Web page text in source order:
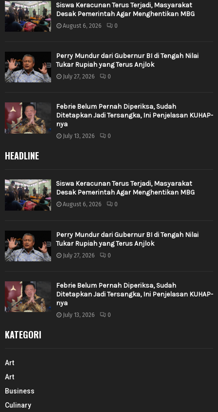
Siswa Keracunan Terus Terjadi, Masyarakat
Desak Pemerintah Agar Menghentikan MBG
August 6, 2026 0
Perry Mundur dari Gubernur BI di Tengah Nilai
Tukar Rupiah yang Terus Anjlok
July 27, 2026 0
Febrie Belum Pernah Diperiksa, Sudah
Ditetapkan Jadi Tersangka, Ini Penjelasan KUHAP-
nya
July 13, 2026 0
HEADLINE
Siswa Keracunan Terus Terjadi, Masyarakat
Desak Pemerintah Agar Menghentikan MBG
August 6, 2026 0
Perry Mundur dari Gubernur BI di Tengah Nilai
Tukar Rupiah yang Terus Anjlok
July 27, 2026 0
Febrie Belum Pernah Diperiksa, Sudah
Ditetapkan Jadi Tersangka, Ini Penjelasan KUHAP-
nya
July 13, 2026 0
KATEGORI
Art
Art
Business
Culinary